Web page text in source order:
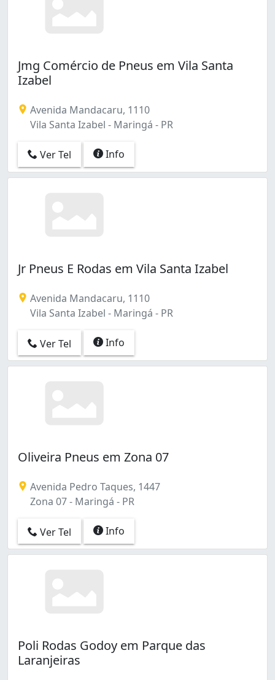
Jmg Comércio de Pneus em Vila Santa
Izabel
Avenida Mandacaru, 1110
Vila Santa Izabel - Maringá - PR
Ver Tel Info
Jr Pneus E Rodas em Vila Santa Izabel
Avenida Mandacaru, 1110
Vila Santa Izabel - Maringá - PR
Ver Tel Info
Oliveira Pneus em Zona 07
Avenida Pedro Taques, 1447
Zona 07 - Maringá - PR
Ver Tel Info
Poli Rodas Godoy em Parque das
Laranjeiras